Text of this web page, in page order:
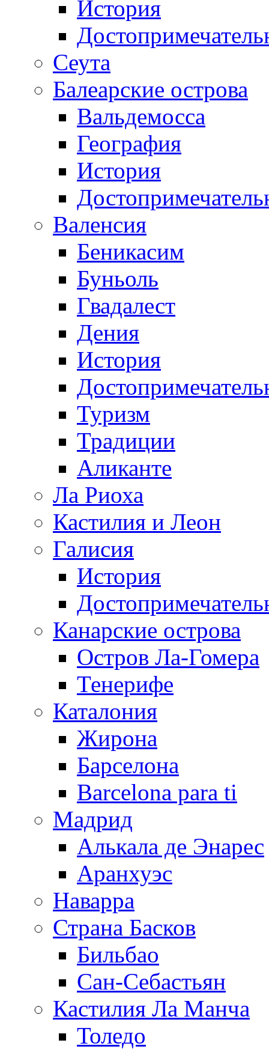
История
Сеута
Балеарские острова
Вальдемосса
География
История
Валенсия
Беникасим
Буньоль
Гвадалест
Дения
История
Туризм
Традиции
Аликанте
Ла Риоха
Кастилия и Леон
Галисия
История
Канарские острова
Остров Ла-Гомера
Тенерифе
Каталония
Жирона
Барселона
Barcelona para ti
Мадрид
Алькала де Энарес
Аранхуэс
Наварра
Страна Басков
Бильбао
Сан-Себастьян
Кастилия Ла Манча
Толедо